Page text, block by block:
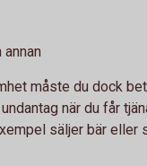
måste du dock
när du får
säljer bär eller